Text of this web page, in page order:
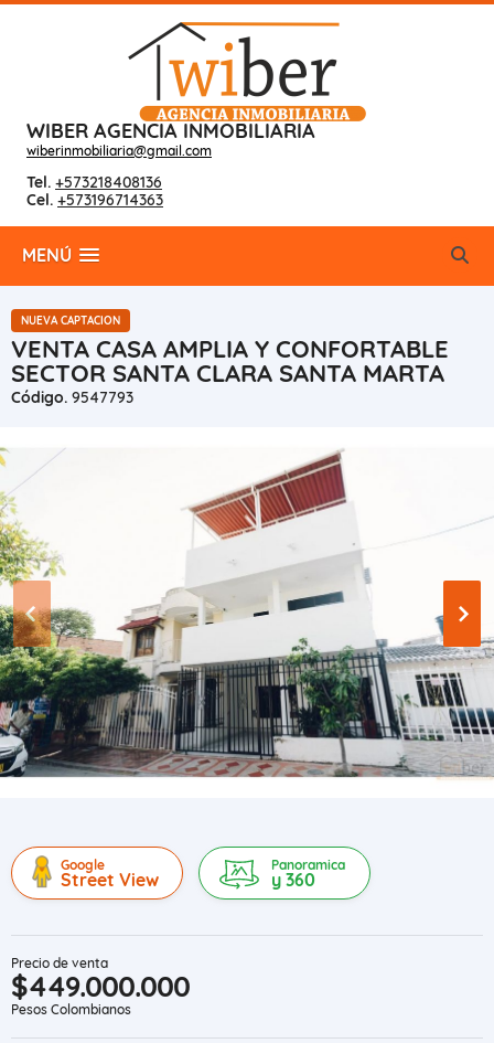
WIBER AGENCIA INMOBILIARIA
wiberinmobiliaria@gmail.com
Tel. +573218408136
Cel. +573196714363
MENÚ
NUEVA CAPTACION
VENTA CASA AMPLIA Y CONFORTABLE
SECTOR SANTA CLARA SANTA MARTA
Código. 9547793
Google
Street View
Panoramica
y 360
Precio de venta
$449.000.000
Pesos Colombianos